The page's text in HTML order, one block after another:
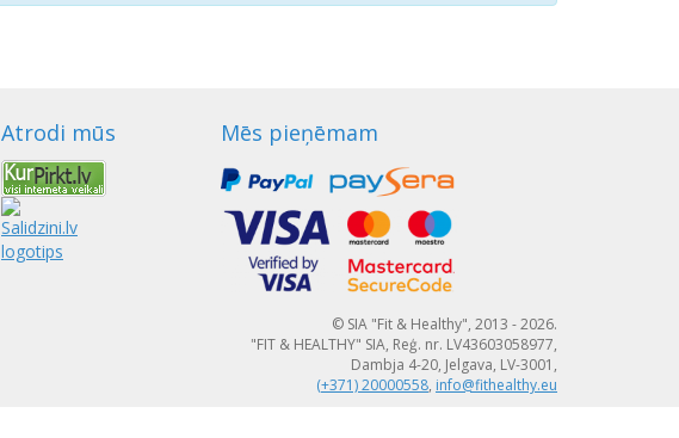
Atrodi mūs Mēs pieņēmam
© SIA "Fit & Healthy", 2013 - 2026.
"FIT & HEALTHY" SIA, Reģ. nr. LV43603058977,
Dambja 4-20, Jelgava, LV-3001,
(+371) 20000558, info@fithealthy.eu